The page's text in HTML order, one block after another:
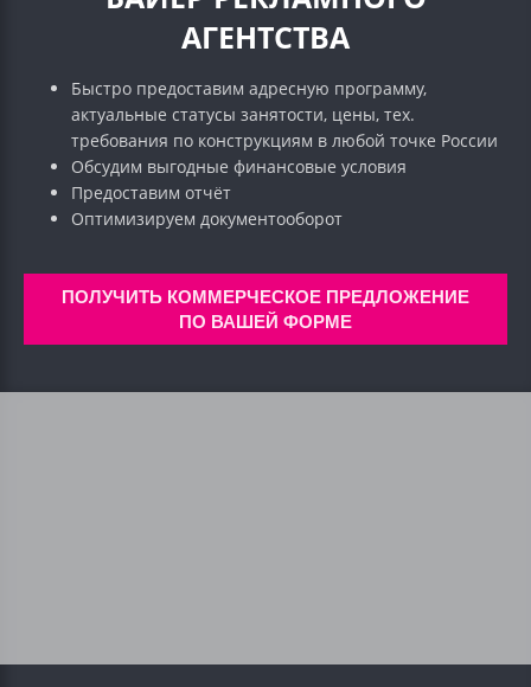
АГЕНТСТВА
Быстро предоставим адресную программу,
актуальные статусы занятости, цены, тех.
требования по конструкциям в любой точке России
Обсудим выгодные финансовые условия
Предоставим отчёт
Оптимизируем документооборот
ПОЛУЧИТЬ КОММЕРЧЕСКОЕ ПРЕДЛОЖЕНИЕ
ПО ВАШЕЙ ФОРМЕ